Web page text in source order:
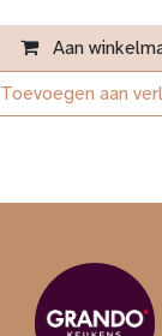
Aan
Toevoegen aan